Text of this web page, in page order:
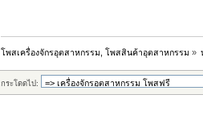
โพสเครื่องจักรอุตสาหกรรม, โพสสินค้าอุตสาหกรรม »
กระโดดไป: